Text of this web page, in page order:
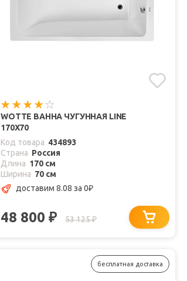
WOTTE ВАННА ЧУГУННАЯ LINE
170Х70
Код товара 434893
Страна Россия
Длина 170 см
Ширина 70 см
доставим 8.08 за 0₽
48 800 ₽ 53 125₽
бесплатная доставка